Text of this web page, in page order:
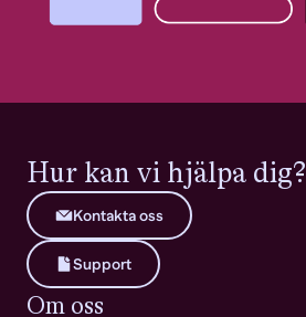
Hur kan vi hjälpa dig?
Kontakta oss
Support
Om oss